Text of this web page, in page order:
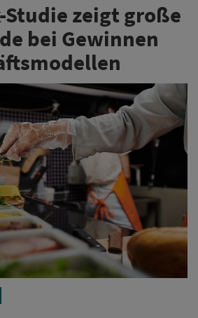
Studie zeigt große
bei Gewinnen